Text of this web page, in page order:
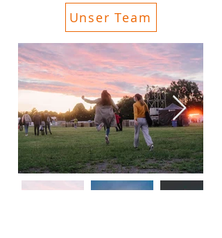
Unser Team